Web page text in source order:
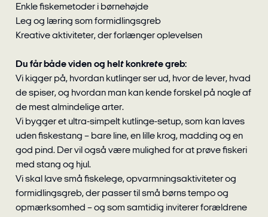
Enkle fiskemetoder i børnehøjde
Leg og læring som formidlingsgreb
Kreative aktiviteter, der forlænger oplevelsen
Du får både viden og helt konkrete greb:
Vi kigger på, hvordan kutlinger ser ud, hvor de lever, hvad
de spiser, og hvordan man kan kende forskel på nogle af
de mest almindelige arter.
Vi bygger et ultra-simpelt kutlinge-setup, som kan laves
uden fiskestang – bare line, en lille krog, madding og en
god pind. Der vil også være mulighed for at prøve fiskeri
med stang og hjul.
Vi skal lavesmå fiskelege, opvarmningsaktiviteter og
formidlingsgreb, der passer til små børns tempo og
opmærksomhed – og som samtidig inviterer forældrene